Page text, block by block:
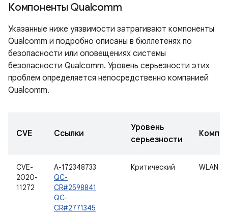
Компоненты Qualcomm
Указанные ниже уязвимости затрагивают компоненты
Qualcomm и подробно описаны в бюллетенях по
безопасности или оповещениях системы
безопасности Qualcomm. Уровень серьезности этих
проблем определяется непосредственно компанией
Qualcomm.
CVE Ссылки
Уровень
серьезности
CVE-
2020-
11272
A-172348733
QC-
CR#2598841
QC-
CR#2771345
Критический WLAN